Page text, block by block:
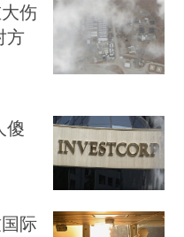
伤
方
傻
际